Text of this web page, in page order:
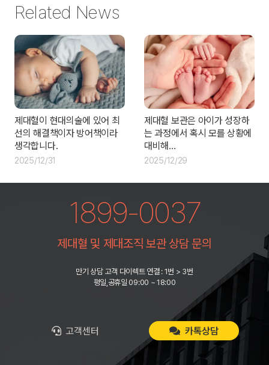
Related News
제대혈이 현대의술에 있어 최
선의 해결책이자 방어책이라
생각합니다.
2025/12/31
제대혈 보관은 아이가 성장하
는 과정에서 혹시 모를 상황에
대비해…
2025/12/29
1899-0037
제대혈 및 제대조직 보관 상담 문의
만기 상담 고객 다이렉트 연결 : 1번 > 3번
평일,공휴일 09:00 ~ 18:00
고객센터 카톡상담